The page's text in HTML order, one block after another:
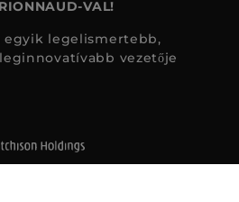
VAL!
egyik legelismertebb,
vezetője